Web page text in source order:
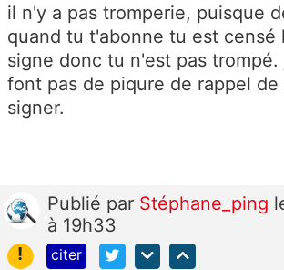
il n'y a pas tromperie, puisque
quand tu t'abonne tu est censé
signe donc tu n'est pas
font pas de piqure de rappel
signer.
Publié par Stéphane_ping
à 19h33
!
citer